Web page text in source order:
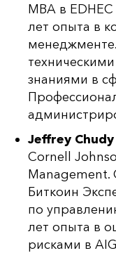
MBA в
лет опыта в
знаниями в
Jeffrey Chudy
Cornell
Биткоин
по
лет опыта в
рисками в